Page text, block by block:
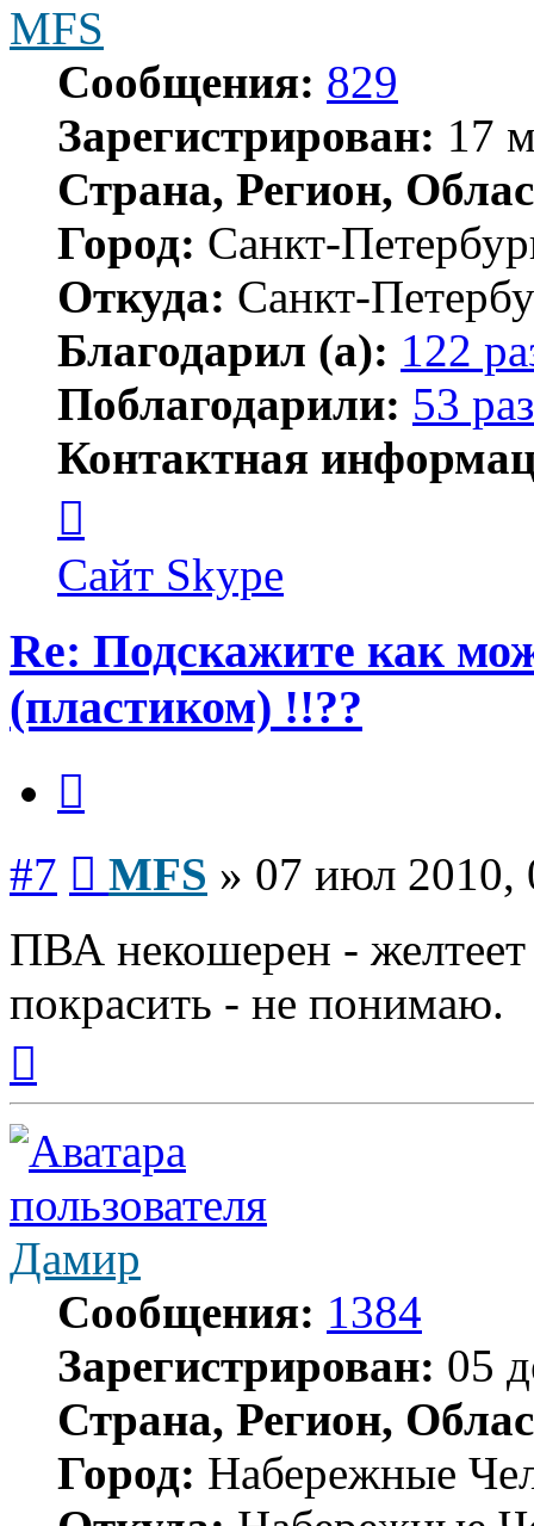
MFS
Сообщения: 829
Зарегистрирован: 17
Страна, Регион,
Город: Санкт-
Откуда: Санкт-
Благодарил (а): 122
Поблагодарили: 53
Контактная
пользователя
MFS
Сайт Skype
Re: Подскажите как
(пластиком) !!??
#7 MFS » 07 июл 2010,
ПВА некошерен -
покрасить - не понимаю.
началу
Дамир
Сообщения: 1384
Зарегистрирован: 05
Страна, Регион,
Город: Набережные